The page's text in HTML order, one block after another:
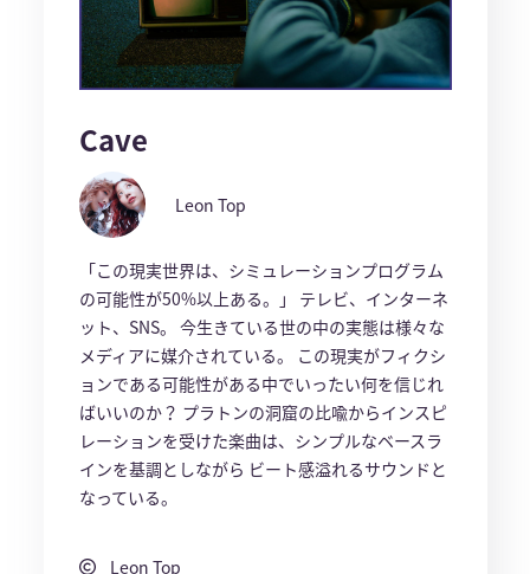
Cave
Leon Top
「この現実世界は、シミュレーションプログラム
の可能性が50%以上ある。」 テレビ、インターネ
ット、SNS。 今生きている世の中の実態は様々な
メディアに媒介されている。 この現実がフィクシ
ョンである可能性がある中でいったい何を信じれ
ばいいのか？ プラトンの洞窟の比喩からインスピ
レーションを受けた楽曲は、シンプルなベースラ
インを基調としながら ビート感溢れるサウンドと
なっている。
Leon Top